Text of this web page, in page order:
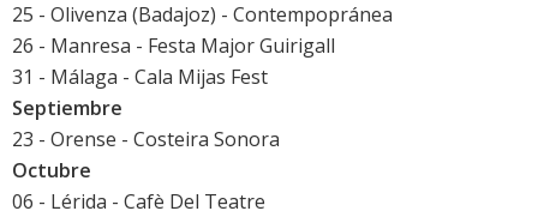
25 - Olivenza (Badajoz) - Contempopránea
26 - Manresa - Festa Major Guirigall
31 - Málaga - Cala Mijas Fest
Septiembre
23 - Orense - Costeira Sonora
Octubre
06 - Lérida - Cafè Del Teatre